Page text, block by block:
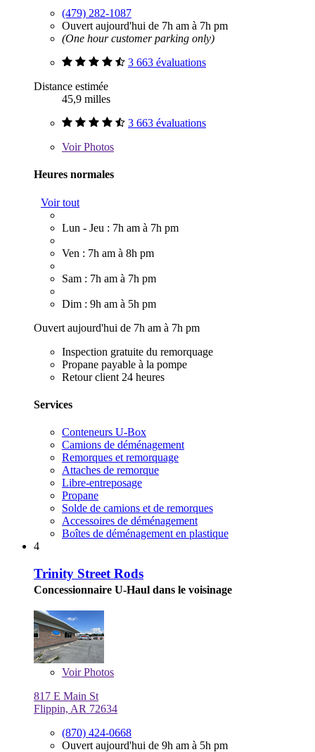
(479) 282-1087
Ouvert aujourd'hui de 7h am à 7h pm
(One hour customer parking only)
3 663 évaluations
Distance estimée
45,9 milles
3 663 évaluations
VoirPhotos
Heures normales
Voir tout
Lun - Jeu : 7h am à 7h pm
Ven : 7h am à 8h pm
Sam : 7h am à 7h pm
Dim : 9h am à 5h pm
Ouvert aujourd'hui de 7h am à 7h pm
Inspection gratuite du remorquage
Propane payable à la pompe
Retour client 24 heures
Services
Conteneurs U-Box
Camions de déménagement
Remorques et remorquage
Attaches de remorque
Libre-entreposage
Propane
Solde de camions et de remorques
Accessoires de déménagement
Boîtes de déménagement en plastique
4
Trinity Street Rods
Concessionnaire U-Haul dans le voisinage
VoirPhotos
817 E Main St
Flippin, AR 72634
(870) 424-0668
Ouvert aujourd'hui de 9h am à 5h pm